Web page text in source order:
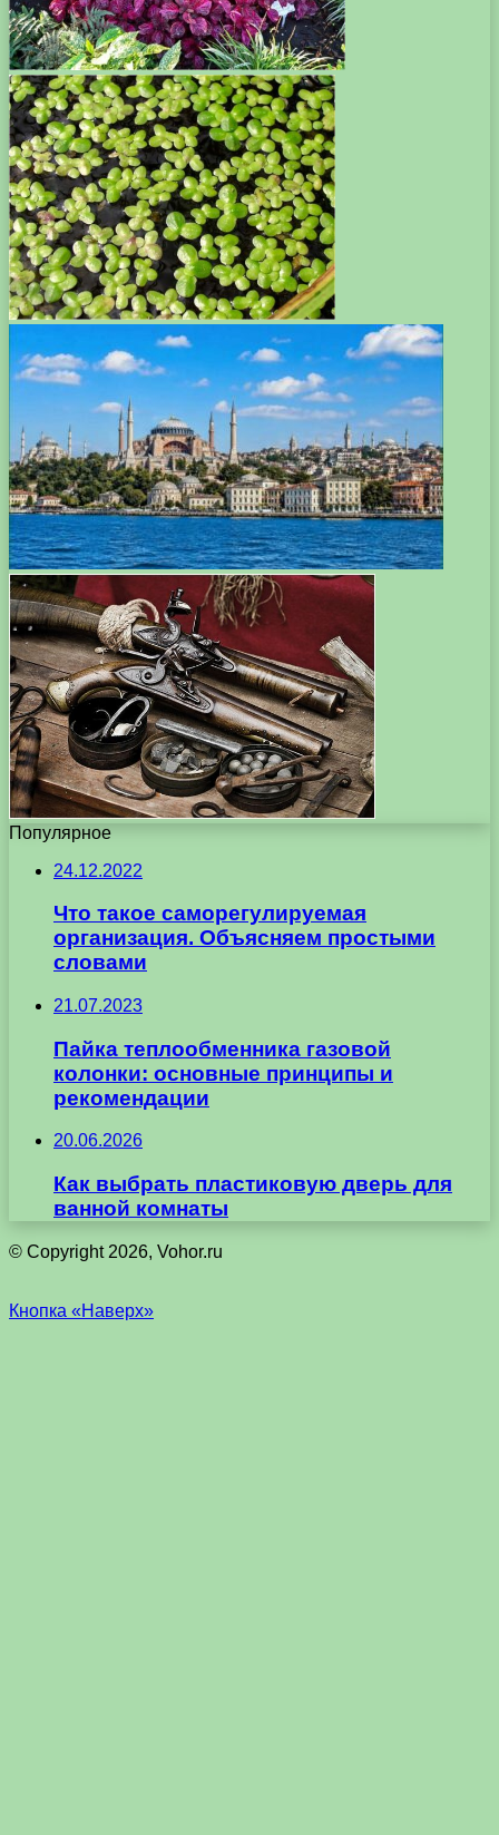
Популярное
24.12.2022
Что такое саморегулируемая
организация. Объясняем простыми
словами
21.07.2023
Пайка теплообменника газовой
колонки: основные принципы и
рекомендации
20.06.2026
Как выбрать пластиковую дверь для
ванной комнаты
© Copyright 2026, Vohor.ru
Кнопка «Наверх»